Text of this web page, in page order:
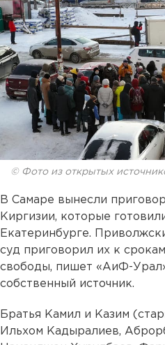
© Фото из открытых
В Самаре вынесли
Киргизии, которые
Екатеринбурге.
суд приговорил их к
свободы, пишет «АиФ-
собственный источник.
Братья Камил и Казим
Ильхом Кадыралиев,